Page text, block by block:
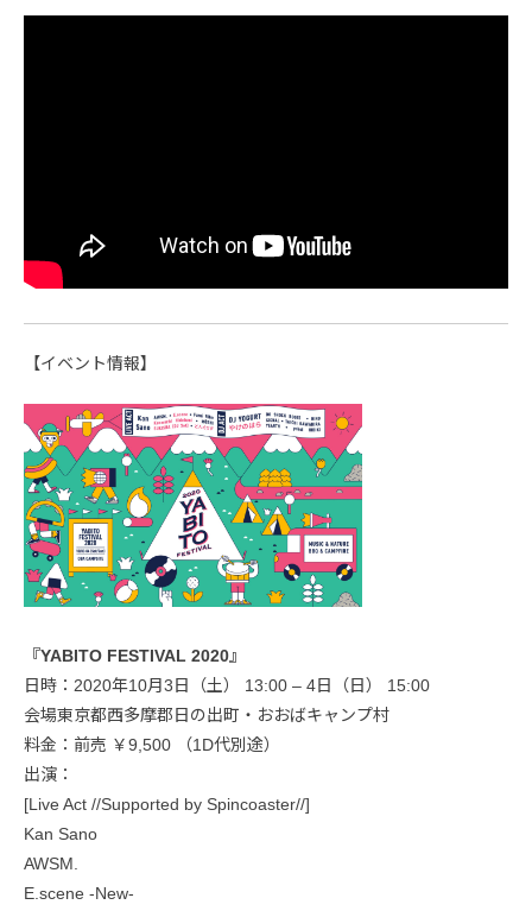
【イベント情報】
『YABITO FESTIVAL 2020』
日時：2020年10月3日（土） 13:00 – 4日（日） 15:00
会場東京都西多摩郡日の出町・おおばキャンプ村
料金：前売 ￥9,500 （1D代別途）
出演：
[Live Act //Supported by Spincoaster//]
Kan Sano
AWSM.
E.scene -New-